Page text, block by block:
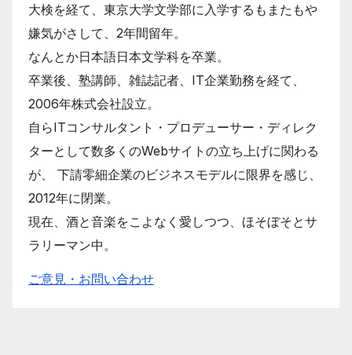
大検を経て、東京大学文学部に入学するもまたもや
嫌気がさして、2年間留年。
なんとか日本語日本文学科を卒業。
卒業後、塾講師、雑誌記者、IT企業勤務を経て、
2006年株式会社設立。
自らITコンサルタント・プロデューサー・ディレク
ターとして数多くのWebサイトの立ち上げに関わる
が、 下請零細企業のビジネスモデルに限界を感じ、
2012年に閉業。
現在、酒と音楽をこよなく愛しつつ、ほそぼそとサ
ラリーマン中。
ご意見・お問い合わせ